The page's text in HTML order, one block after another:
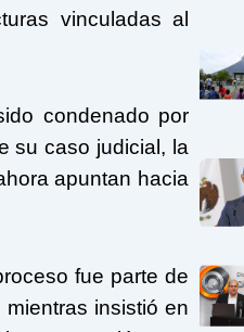
vinculadas al
condenado por
su caso judicial, la
apuntan hacia
fue parte de
insistió en